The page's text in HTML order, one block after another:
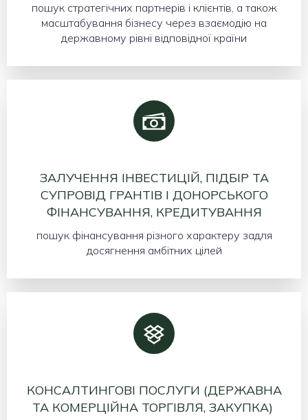
пошук стратегічних партнерів і клієнтів, а також
масштабування бізнесу через взаємодію на
державному рівні відповідної країни
ЗАЛУЧЕННЯ ІНВЕСТИЦІЙ, ПІДБІР ТА
СУПРОВІД ГРАНТІВ І ДОНОРСЬКОГО
ФІНАНСУВАННЯ, КРЕДИТУВАННЯ
пошук фінансування різного характеру задля
досягнення амбітних цілей
КОНСАЛТИНГОВІ ПОСЛУГИ (ДЕРЖАВНА
ТА КОМЕРЦІЙНА ТОРГІВЛЯ, ЗАКУПКА)